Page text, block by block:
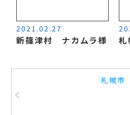
2021.02.27
新篠津村 ナカムラ様
札幌市